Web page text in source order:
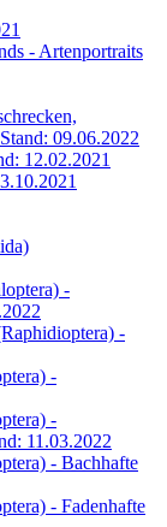
- Artenportraits
09.06.2022
12.02.2021
-
-
-
-
11.03.2022
- Bachhafte
- Fadenhafte